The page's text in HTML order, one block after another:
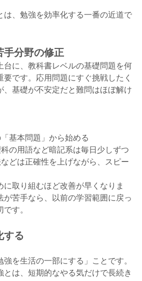
は、勉強を効率化する一番の近道で
手分野の修正
台に、教科書レベルの基礎問題を何
要です。応用問題にすぐ挑戦したく
、基礎が不安定だと難問はほぼ解け
基本問題」から始める
の用語など暗記系は毎日少しずつ
どは正確性を上げながら、スピー
に取り組むほど改善が早くなりま
が苦手なら、以前の学習範囲に戻っ
す。
する
を生活の一部にする」ことです。
とは、短期的なやる気だけで長続き